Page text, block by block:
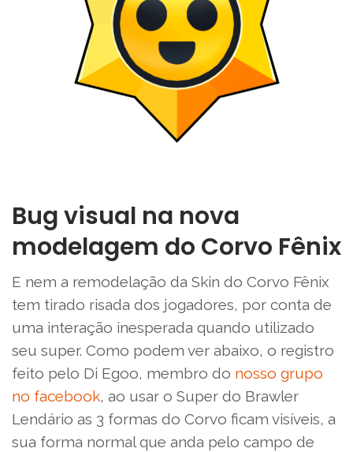
Bug visual na nova
modelagem do Corvo Fênix
E nem a remodelação da Skin do Corvo Fênix
tem tirado risada dos jogadores, por conta de
uma interação inesperada quando utilizado
seu super. Como podem ver abaixo, o registro
feito pelo Di Egoo, membro do nosso grupo
no facebook, ao usar o Super do Brawler
Lendário as 3 formas do Corvo ficam visíveis, a
sua forma normal que anda pelo campo de